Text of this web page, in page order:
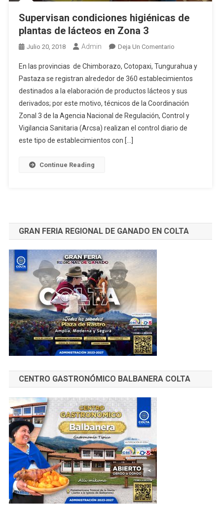
Supervisan condiciones higiénicas de
plantas de lácteos en Zona 3
Julio 20, 2018 Admin Deja Un ComentarioEn
Condiciones
Higiénicas
De
Plantas
De
Lácteos
En las provincias de Chimborazo, Cotopaxi, Tungurahua y
Pastaza se registran alrededor de 360 establecimientos
destinados a la elaboración de productos lácteos y sus
derivados; por este motivo, técnicos de la Coordinación
Zonal 3 de la Agencia Nacional de Regulación, Control y
Vigilancia Sanitaria (Arcsa) realizan el control diario de
este tipo de establecimientos con […]
Continue Reading
GRAN FERIA REGIONAL DE GANADO EN COLTA
CENTRO GASTRONÓMICO BALBANERA COLTA